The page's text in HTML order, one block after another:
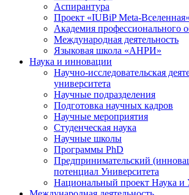
Аспирантура
Проект «IUBiP Meta-Вселенная»
Академия профессионального
Международная деятельность
Языковая школа «АНРИ»
Наука и инновации
Научно-исследовательская
университета
Научные подразделения
Подготовка научных кадров
Научные мероприятия
Студенческая наука
Научные школы
Программы PhD
Предпринимательский
потенциал Университета
Национальный проект Наука и